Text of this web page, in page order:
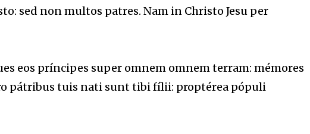
sed non multos patres. Nam in Christo Jesu per
eos príncipes super omnem omnem terram: mémores
pátribus tuis nati sunt tibi fílii: proptérea pópuli